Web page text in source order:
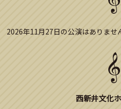
2026年11月27日の公演はありませ
西新井文化